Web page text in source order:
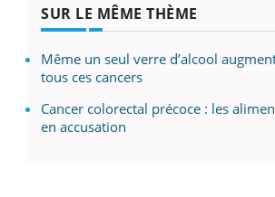
SUR LE MÊME THÈME
Même un seul verre d’alcool
tous ces cancers
Cancer colorectal précoce : les
en accusation